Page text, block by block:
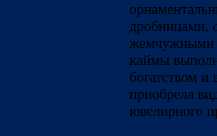
дробницами,
жемчужными
каймы
богатством и
приобрела
ювелирного